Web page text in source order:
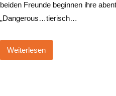
beiden Freunde beginnen ihre
„Dangerous…tierisch…
Weiterlesen